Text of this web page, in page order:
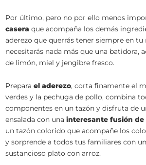
Por último, pero no por ello menos
casera que acompaña los demás
aderezo que querrás tener siempre en tu
necesitarás nada más que una batidora,
de limón, miel y jengibre fresco.
Preparael aderezo, corta finamente el
verdes y la pechuga de pollo, combina
componentes en un tazón y disfruta de
ensalada con unainteresante fusión de
un tazón colorido que acompañe los
y sorprende a todos tus familiares con
sustancioso plato con arroz.